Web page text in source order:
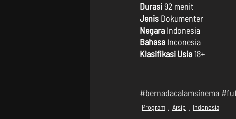
Durasi 92 menit
Jenis Dokumenter
Negara Indonesia
Bahasa Indonesia
Klasifikasi Usia 18+
#bernadadalamsinema
Program Arsip Indonesia